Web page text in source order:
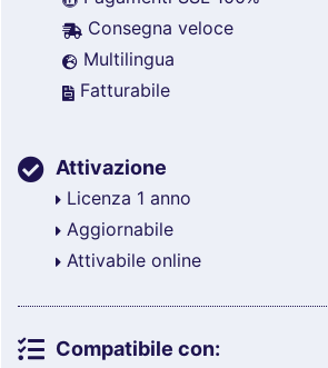
Consegna veloce
Multilingua
Fatturabile
Attivazione
Licenza 1 anno
Aggiornabile
Attivabile online
Compatibile con: